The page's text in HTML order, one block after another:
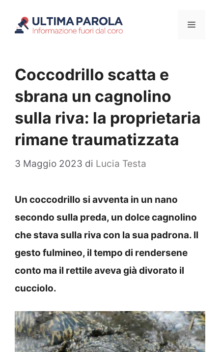
Menu
Coccodrillo scatta e
sbrana un cagnolino
sulla riva: la proprietaria
rimane traumatizzata
3 Maggio 2023 di Lucia Testa
Un coccodrillo si avventa in un nano
secondo sulla preda, un dolce cagnolino
che stava sulla riva con la sua padrona. Il
gesto fulmineo, il tempo di rendersene
conto ma il rettile aveva già divorato il
cucciolo.